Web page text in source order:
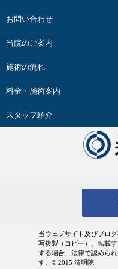
婦人科疾患と
小児科疾患と
花粉症と東洋
疲労と東洋医
腰痛と東洋医
季節・天候と
2026.05.02
2026.03.27
2026.03.24
2026年2月の
2026.02.01
2026年 2月の
2026.01.29
お問い合わせ
当院のご案内
施術の流れ
料金・施術案内
スタッフ紹介
当ウェブサイト及びブロ
写複製（コピー）、転載
する場合、法律で認めら
す。© 2015 清明院